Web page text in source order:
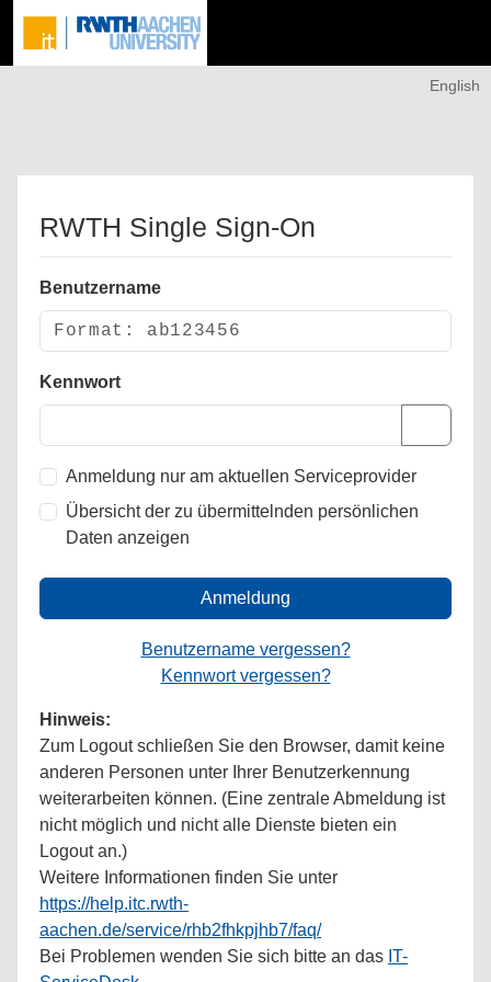
English
RWTH Single Sign-On
Benutzername
Kennwort
Anmeldung nur am aktuellen Serviceprovider
Übersicht der zu übermittelnden persönlichen
Daten anzeigen
Anmeldung
Benutzername vergessen?
Kennwort vergessen?
Hinweis:
Zum Logout schließen Sie den Browser, damit keine
anderen Personen unter Ihrer Benutzerkennung
weiterarbeiten können. (Eine zentrale Abmeldung ist
nicht möglich und nicht alle Dienste bieten ein
Logout an.)
Weitere Informationen finden Sie unter
https://help.itc.rwth-
aachen.de/service/rhb2fhkpjhb7/faq/
Bei Problemen wenden Sie sich bitte an das IT-